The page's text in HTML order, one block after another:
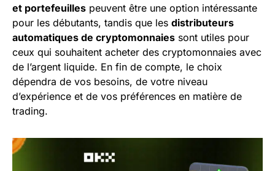
et portefeuilles peuvent être une option intéressante
pour les débutants, tandis que les distributeurs
automatiques de cryptomonnaies sont utiles pour
ceux qui souhaitent acheter des cryptomonnaies avec
de l’argent liquide. En fin de compte, le choix
dépendra de vos besoins, de votre niveau
d’expérience et de vos préférences en matière de
trading.